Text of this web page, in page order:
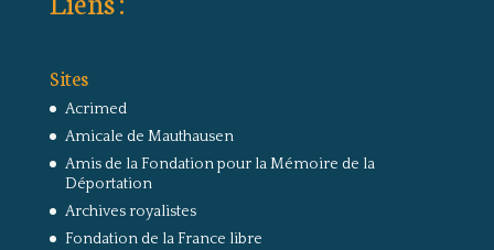
Sites
Acrimed
Amicale de Mauthausen
Amis de la Fondation pour la Mémoire de la
Déportation
Archives royalistes
Fondation de la France libre